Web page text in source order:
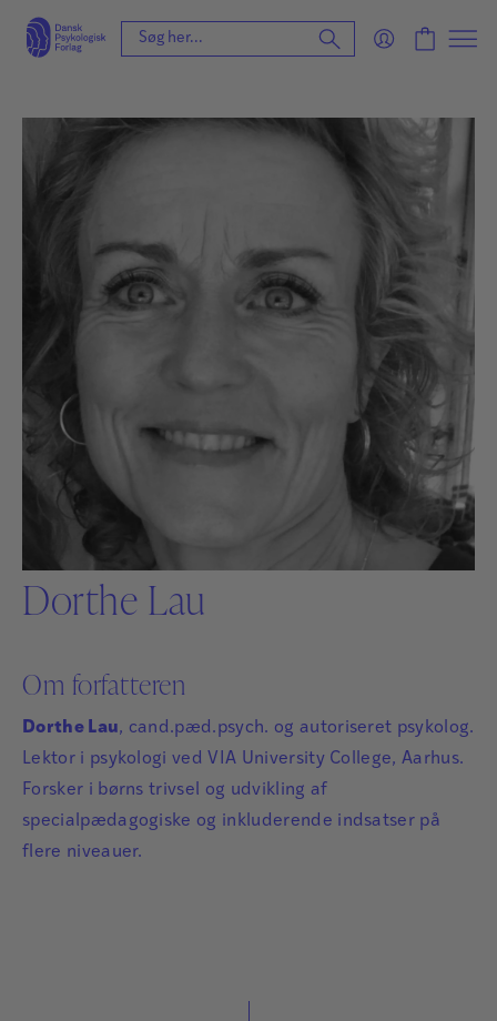
Dorthe Lau
Om forfatteren
Dorthe Lau, cand.pæd.psych. og autoriseret psykolog.
Lektor i psykologi ved VIA University College, Aarhus.
Forsker i børns trivsel og udvikling af
specialpædagogiske og inkluderende indsatser på
flere niveauer.